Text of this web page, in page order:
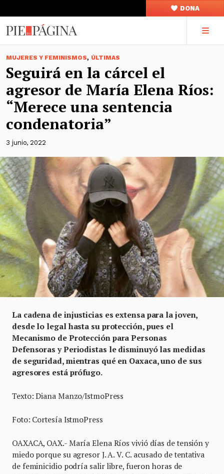
DONA
MUJERES Y FEMINISMOS, ÚLTIMAS
Seguirá en la cárcel el
agresor de María Elena Ríos:
“Merece una sentencia
condenatoria”
3 junio, 2022
La cadena de injusticias es extensa para la joven,
desde lo legal hasta su protección, pues el
Mecanismo de Protección para Personas
Defensoras y Periodistas le disminuyó las medidas
de seguridad, mientras qué en Oaxaca, uno de sus
agresores está prófugo.
Texto: Diana Manzo/IstmoPress
Foto: Cortesía IstmoPress
OAXACA, OAX.- María Elena Ríos vivió días de tensión y
miedo porque su agresor J. A. V. C. acusado de tentativa
de feminicidio podría salir libre, fueron horas de